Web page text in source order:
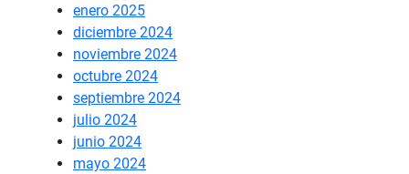
enero 2025
diciembre 2024
noviembre 2024
octubre 2024
septiembre 2024
julio 2024
junio 2024
mayo 2024